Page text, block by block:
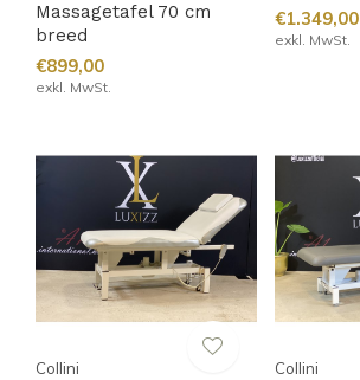
Massagetafel 70 cm
breed
€899,00
exkl. MwSt.
€1.349,00
exkl. MwSt.
Collini Collini